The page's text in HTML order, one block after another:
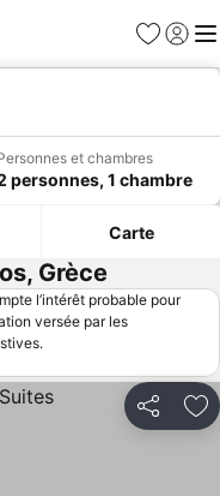
Favoris
Se
et chambres
personnes, 1 chambre
Carte
Grèce
l’intérêt probable pour
versée par les
Partager